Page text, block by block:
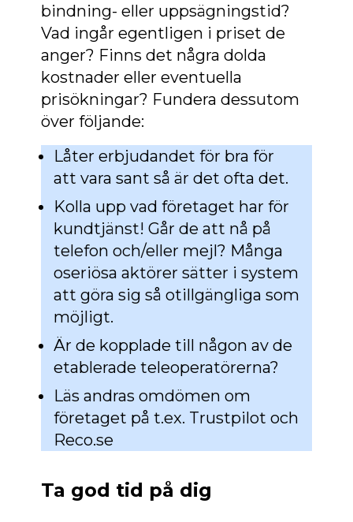
bindning- eller uppsägningstid?
Vad ingår egentligen i priset de
anger? Finns det några dolda
kostnader eller eventuella
prisökningar? Fundera dessutom
över följande:
Låter erbjudandet för bra för
att vara sant så är det ofta det.
Kolla upp vad företaget har för
kundtjänst! Går de att nå på
telefon och/eller mejl? Många
oseriösa aktörer sätter i system
att göra sig så otillgängliga som
möjligt.
Är de kopplade till någon av de
etablerade teleoperatörerna?
Läs andras omdömen om
företaget på t.ex. Trustpilot och
Reco.se
Ta god tid på dig